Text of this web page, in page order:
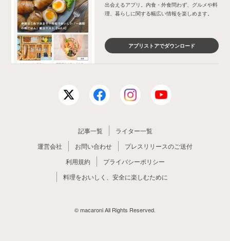
出会えるアプリ。内食・外食問わず、グルメや料
理、暮らしに関する幅広い情報を楽しめます。
アプリストアでダウンロード
記事一覧
ライター一覧
運営会社
お問い合わせ
プレスリリースのご送付
利用規約
プライバシーポリシー
料理をおいしく、安全に楽しむために
© macaroni All Rights Reserved.